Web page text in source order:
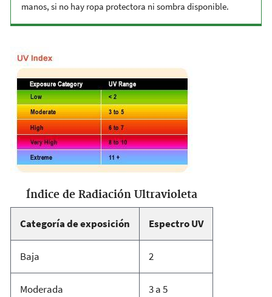
manos, si no hay ropa protectora ni sombra disponible.
Categoría de exposición Espectro UV
Índice de Radiación Ultravioleta
Baja 2
Moderada 3 a 5